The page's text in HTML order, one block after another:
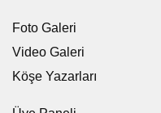
Foto Galeri
Video Galeri
Köşe Yazarları